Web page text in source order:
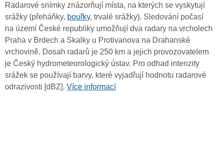
Radarové snímky znázorňují místa, na kterých se vyskytují
srážky (přeháňky, bouřky, trvalé srážky). Sledování počasí
na území České republiky umožňují dva radary na vrcholech
Praha v Brdech a Skalky u Protivanova na Drahanské
vrchovině. Dosah radarů je 250 km a jejich provozovatelem
je Český hydrometeorologický ústav. Pro odhad intenzity
srážek se používají barvy, které vyjadřují hodnotu radarové
odrazivosti [dBZ]. Více informací